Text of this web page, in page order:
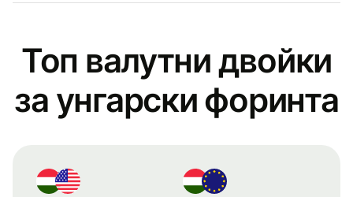
Топ валутни двойки
за унгарски форинта